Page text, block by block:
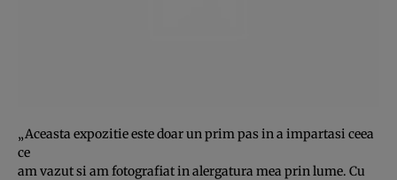
„Aceasta expozitie este doar un prim pas in a impartasi ceea
ce
am vazut si am fotografiat in alergatura mea prin lume. Cu